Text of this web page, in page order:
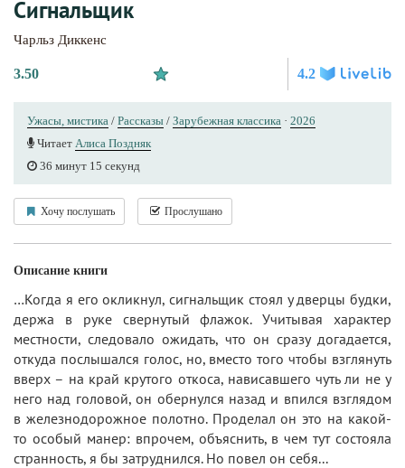
Сигнальщик
Чарльз Диккенс
3.50 4.2
Ужасы, мистика / Рассказы / Зарубежная классика · 2026
Читает Алиса Поздняк
36 минут 15 секунд
Хочу послушать Прослушано
Описание книги
…Когда я его окликнул, сигнальщик стоял у дверцы будки,
держа в руке свернутый флажок. Учитывая характер
местности, следовало ожидать, что он сразу догадается,
откуда послышался голос, но, вместо того чтобы взглянуть
вверх – на край крутого откоса, нависавшего чуть ли не у
него над головой, он обернулся назад и впился взглядом
в железнодорожное полотно. Проделал он это на какой-
то особый манер: впрочем, объяснить, в чем тут состояла
странность, я бы затруднился. Но повел он себя...